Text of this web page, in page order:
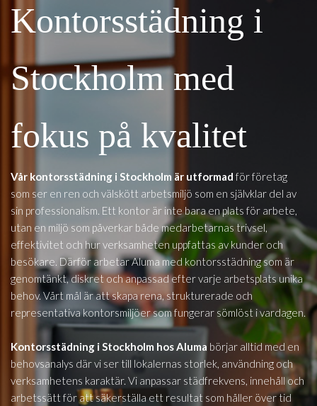
Kontorsstädning i
Stockholm med
fokus på kvalitet
Vår kontorsstädning i Stockholm är utformad för företag
som ser en ren och välskött arbetsmiljö som en självklar del av
sin professionalism. Ett kontor är inte bara en plats för arbete,
utan en miljö som påverkar både medarbetarnas trivsel,
effektivitet och hur verksamheten uppfattas av kunder och
besökare. Därför arbetar Aluma med kontorsstädning som är
genomtänkt, diskret och anpassad efter varje arbetsplats unika
behov. Vårt mål är att skapa rena, strukturerade och
representativa kontorsmiljöer som fungerar sömlöst i vardagen.
Kontorsstädning i Stockholm hos Aluma börjar alltid med en
behovsanalys där vi ser till lokalernas storlek, användning och
verksamhetens karaktär. Vi anpassar städfrekvens, innehåll och
arbetssätt för att säkerställa ett resultat som håller över tid